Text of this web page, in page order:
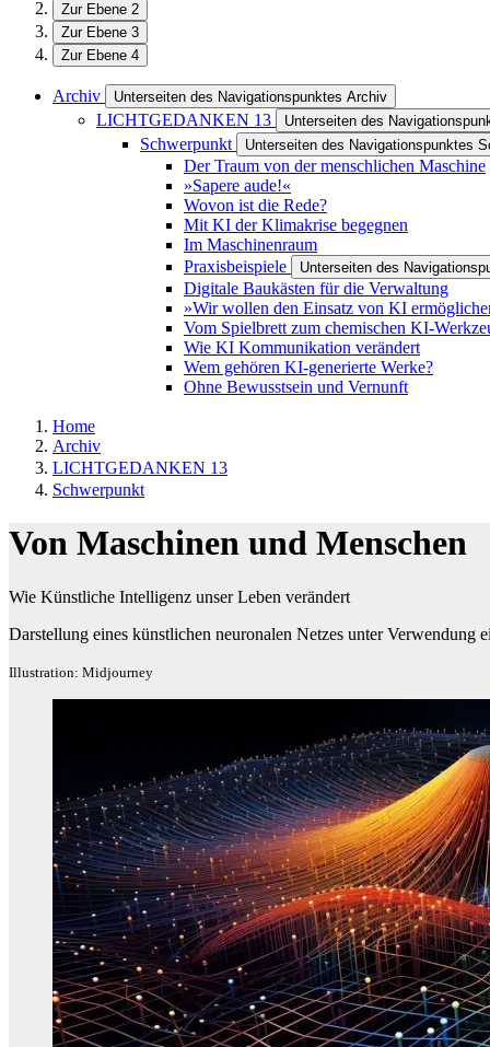
Zur Ebene 2
Zur Ebene 3
Zur Ebene 4
Archiv Unterseiten des Navigationspunktes Archiv
LICHTGEDANKEN 13 Unterseiten des
Schwerpunkt Unterseiten des Navigationspunktes
Der Traum von der menschlichen Maschine
»Sapere aude!«
Wovon ist die Rede?
Mit KI der Klimakrise begegnen
Im Maschinenraum
Praxisbeispiele
Unterseiten des
Digitale Baukästen für die Verwaltung
»Wir wollen den Einsatz von KI
Vom Spielbrett zum chemischen KI-
Wie KI Kommunikation verändert
Wem gehören KI-generierte Werke?
Ohne Bewusstsein und Vernunft
Home
Archiv
LICHTGEDANKEN 13
Schwerpunkt
Von Maschinen und Menschen
Wie Künstliche Intelligenz unser Leben verändert
Darstellung eines künstlichen neuronalen Netzes unter Verwendung
Illustration: Midjourney